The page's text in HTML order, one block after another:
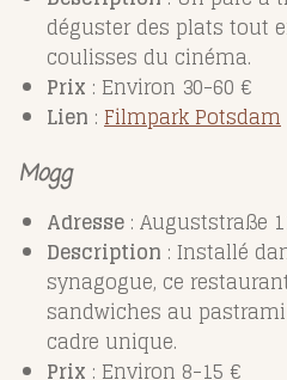
déguster des plats tout
coulisses du cinéma.
Prix : Environ 30-60 €
Lien : FilmparkPotsdam
Mogg
Adresse : Auguststraße
Description : Installé
synagogue, ce
sandwiches au
cadre unique.
Prix : Environ 8-15 €